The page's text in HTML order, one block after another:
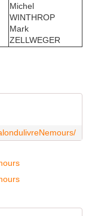
Michel
WINTHROP
Mark
ZELLWEGER